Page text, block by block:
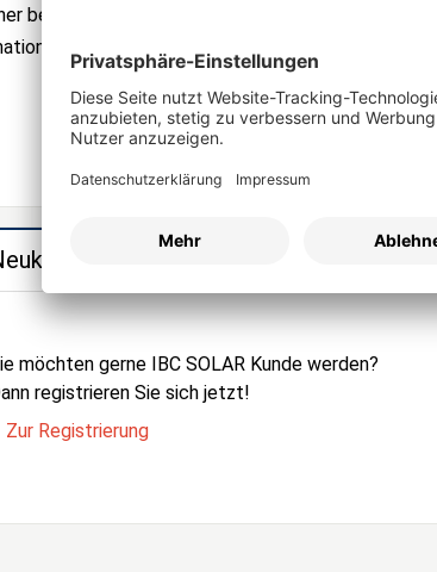
bei IBC SOLAR
und Services
Registrierung
möchten gerne IBC SOLAR Kunde werden?
registrieren Sie sich jetzt!
Zur Registrierung